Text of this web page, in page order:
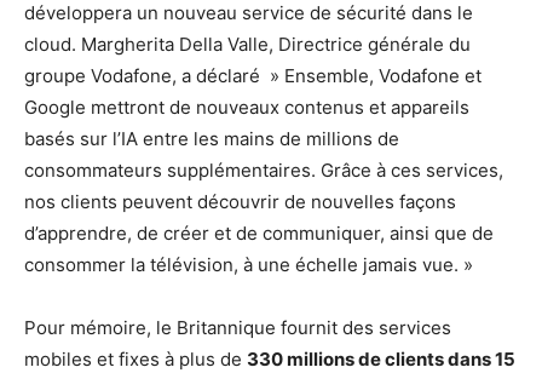
développera un nouveau service de sécurité dans le
cloud. Margherita Della Valle, Directrice générale du
groupe Vodafone, a déclaré » Ensemble, Vodafone et
Google mettront de nouveaux contenus et appareils
basés sur l’IA entre les mains de millions de
consommateurs supplémentaires. Grâce à ces services,
nos clients peuvent découvrir de nouvelles façons
d’apprendre, de créer et de communiquer, ainsi que de
consommer la télévision, à une échelle jamais vue. »
Pour mémoire, le Britannique fournit des services
mobiles et fixes à plus de 330 millions de clients dans 15